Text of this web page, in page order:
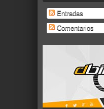
Entradas
Comentarios